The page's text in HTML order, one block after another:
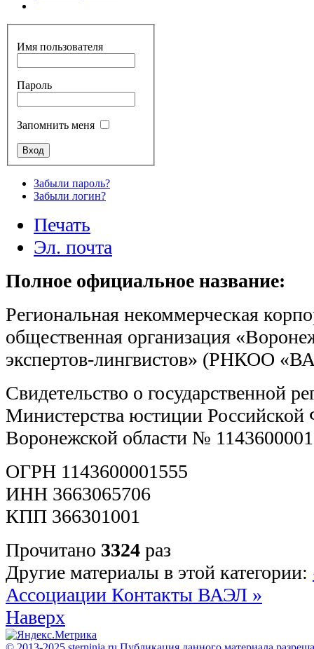
Имя пользователя
Пароль
Запомнить меня
Забыли пароль?
Забыли логин?
Печать
Эл. почта
Полное официальное название:
Региональная некоммерческая
общественная организация
экспертов-лингвистов» (РНКОО
Свидетельство о государственной
Министерства юстиции Российской
Воронежской области №
ОГРН 1143600001555
ИНН 3663065706
КПП 366301001
Прочитано 3324 раз
Другие материалы в этой категории:
Ассоциации Контакты ВАЭЛ »
Наверх